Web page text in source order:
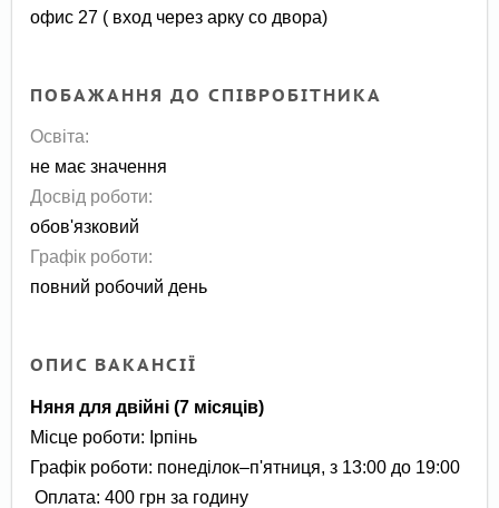
офис 27 ( вход через арку со двора)
ПОБАЖАННЯ ДО СПІВРОБІТНИКА
Освіта:
не має значення
Досвід роботи:
обов'язковий
Графік роботи:
повний робочий день
ОПИС ВАКАНСІЇ
Няня для двійні (7 місяців)
Місце роботи: Ірпінь
Графік роботи: понеділок–п'ятниця, з 13:00 до 19:00
Оплата: 400 грн за годину